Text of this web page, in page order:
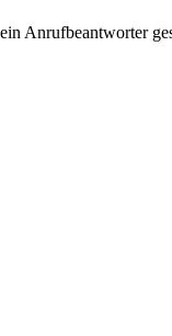
Anrufbeantworter